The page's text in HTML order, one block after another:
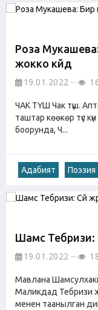
Роза Мукашева:
жокко күйдү
19.01.2022
ЧАК ТҮШ Чак түш.
таштар көөкөр түс
боорунда, Ч...
Адабият Поэзия
Шамс Тебризи:
19.01.2022
Мавлана
Маликдад Тебризи
менен таанылган